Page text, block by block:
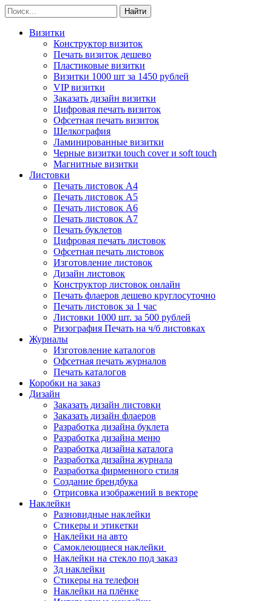
Визитки
Конструктор визиток
Печать визиток дешево
Пластиковые визитки
Визитки 1000 шт за 1450 рублей
VIP визитки
Заказать дизайн визитки
Цифровая печать визиток
Офсетная печать визиток
Шелкография
Ламинированные визитки
Черные визитки touch cover и soft touch
Магнитные визитки
Листовки
Печать листовок А4
Печать листовок А5
Печать листовок А6
Печать листовок А7
Печать буклетов
Цифровая печать листовок
Офсетная печать листовок
Изготовление листовок
Дизайн листовок
Конструктор листовок онлайн
Печать флаеров дешево круглосуточно
Печать листовок за 1 час
Листовки 1000 шт. за 500 рублей
Ризография Печать на ч/б листовках
Журналы
Изготовление каталогов
Офсетная печать журналов
Печать каталогов
Коробки на заказ
Дизайн
Заказать дизайн листовки
Заказать дизайн флаеров
Разработка дизайна буклета
Разработка дизайна меню
Разработка дизайна каталога
Разработка дизайна журнала
Разработка фирменного стиля
Создание брендбука
Отрисовка изображений в векторе
Наклейки
Разновидные наклейки
Стикеры и этикетки
Наклейки на авто
Самоклеющиеся наклейки
Наклейки на стекло под заказ
3д наклейки
Cтикеры на телефон
Наклейки на плёнке